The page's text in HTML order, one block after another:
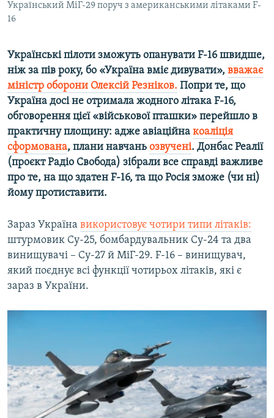
ІНФОГРАФІКА
ДОЛУЧАЙСЯ!
Усі сайти RFE/RL
Український МіГ-29 поруч з американськими літаками F-
16
Українські пілоти зможуть опанувати F-16 швидше,
ніж за пів року, бо «Україна вміє дивувати», вважає
міністр оборони Олексій Резніков. Попри те, що
Україна досі не отримала жодного літака F-16,
обговорення цієї «військової пташки» перейшло в
практичну площину: адже авіаційна коаліція
сформована, плани навчань озвучені. Донбас Реалії
(проєкт Радіо Свобода) зібрали все справді важливе
про те, на що здатен F-16, та що Росія зможе (чи ні)
йому протиставити.
Зараз Україна використовує чотири типи літаків:
штурмовик Су-25, бомбардувальник Су-24 та два
винищувачі – Су-27 й МіГ-29. F-16 – винищувач,
який поєднує всі функції чотирьох літаків, які є
зараз в України.